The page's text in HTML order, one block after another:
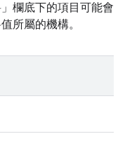
欄底下的項目可能會
所屬的機構。